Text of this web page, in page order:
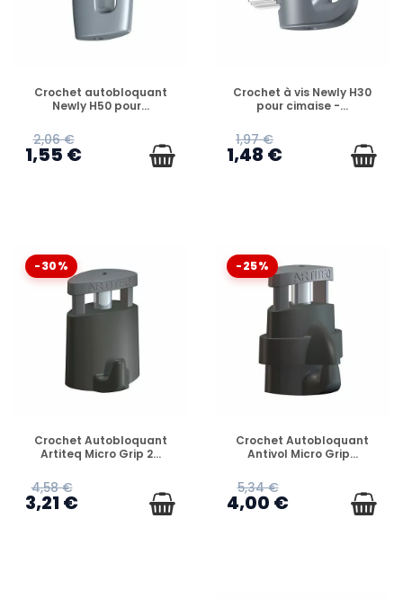
EN STOCK
Crochet autobloquant
Newly H50 pour...
2,06 €
1,55 €
EN STOCK
Crochet à vis Newly H30
pour cimaise -...
1,97 €
1,48 €
-30%
EN STOCK
Crochet Autobloquant
Artiteq Micro Grip 2...
4,58 €
3,21 €
-25%
EN STOCK
Crochet Autobloquant
Antivol Micro Grip...
5,34 €
4,00 €